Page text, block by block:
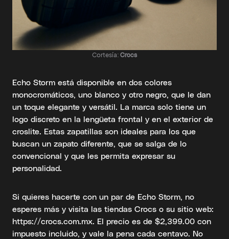
Cortesía: Crocs
Echo Storm está disponible en dos colores
monocromáticos, uno blanco y otro negro, que le dan
un toque elegante y versátil. La marca solo tiene un
logo discreto en la lengüeta frontal y en el exterior de
croslite. Estas zapatillas son ideales para los que
buscan un zapato diferente, que se salga de lo
convencional y que les permita expresar su
personalidad.
Si quieres hacerte con un par de Echo Storm, no
esperes más y visita las tiendas Crocs o su sitio web:
https://crocs.com.mx. El precio es de $2,399.00 con
impuesto incluido, y vale la pena cada centavo. No